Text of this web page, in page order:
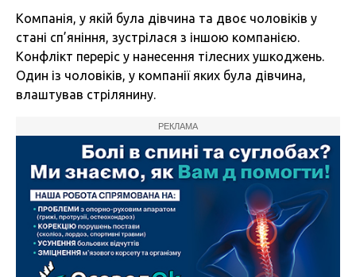
Компанія, у якій була дівчина та двоє чоловіків у
стані сп’яніння, зустрілася з іншою компанією.
Конфлікт переріс у нанесення тілесних ушкоджень.
Один із чоловіків, у компанії яких була дівчина,
влаштував стрілянину.
РЕКЛАМА